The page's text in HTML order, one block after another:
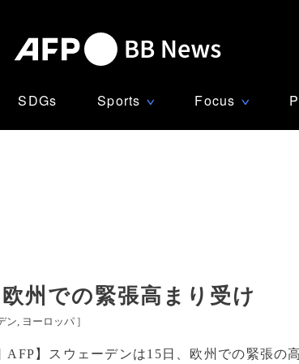
SDGs Sports ∨ Focus ∨
州での緊張高まり受け
ン ヨーロッパ ]
AFP】スウェーデンは15日、欧州での緊張の高